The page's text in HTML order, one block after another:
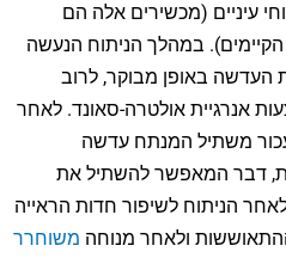
עיניים (מכשירים אלה הם
הקיימים). במהלך הניתוח הנעשה
העדשה באופן מבוקר, לרוב
אנרגיית אולטרה-סאונד. לאחר
משתיל המנתח עדשה
דבר המאפשר להשתיל את
הניתוח לשיפור חדות הראייה
ולאחר מנוחה משוחרר